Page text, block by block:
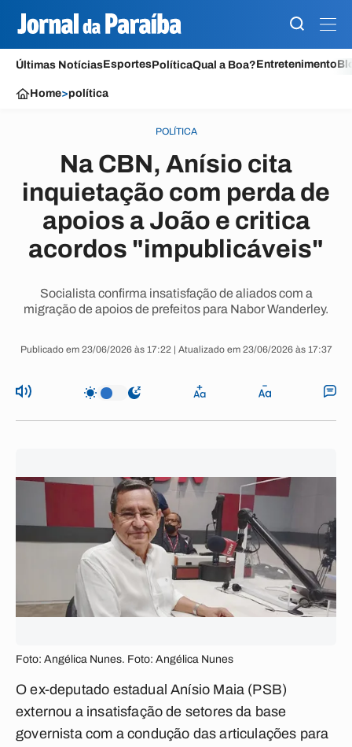
Últimas NotíciasEsportesPolíticaQual a Boa?Entretenimento
Home>política
POLÍTICA
Na CBN, Anísio cita
inquietação com perda de
apoios a João e critica
acordos "impublicáveis"
Socialista confirma insatisfação de aliados com a
migração de apoios de prefeitos para Nabor Wanderley.
Publicado em 23/06/2026 às 17:22 | Atualizado em 23/06/2026 às 17:37
Foto: Angélica Nunes. Foto: Angélica Nunes
O ex-deputado estadual Anísio Maia (PSB)
externou a insatisfação de setores da base
governista com a condução das articulações para